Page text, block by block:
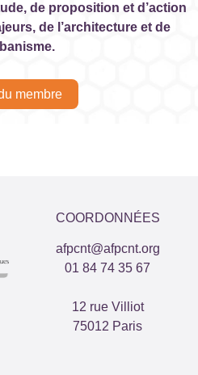
de proposition et d’action
de l’architecture et de
membre
COORDONNÉES
afpcnt@afpcnt.org
01 84 74 35 67
12 rue Villiot
75012 Paris